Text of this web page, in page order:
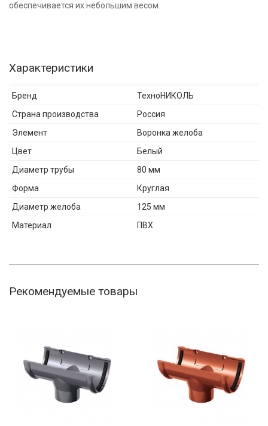
обеспечивается их небольшим весом.
Характеристики
Бренд
ТехноНИКОЛЬ
Страна производства
Россия
Элемент
Воронка желоба
Цвет
Белый
Диаметр трубы
80 мм
Форма
Круглая
Диаметр желоба
125 мм
Материал
ПВХ
Рекомендуемые товары